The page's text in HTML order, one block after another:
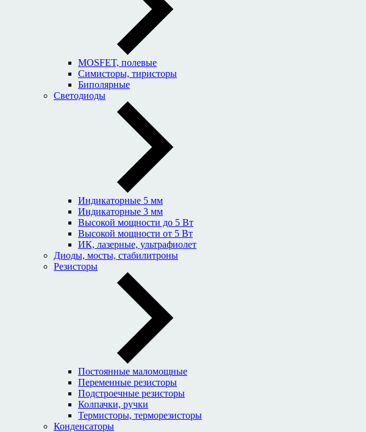
MOSFET, полевые
Симисторы, тиристоры
Биполярные
Светодиоды
Индикаторные 5 мм
Индикаторные 3 мм
Высокой мощности до 5 Вт
Высокой мощности от 5 Вт
ИК, лазерные, ультрафиолет
Диоды, мосты, стабилитроны
Резисторы
Постоянные маломощные
Переменные резисторы
Подстроечные резисторы
Колпачки, ручки
Термисторы, терморезисторы
Конденсаторы